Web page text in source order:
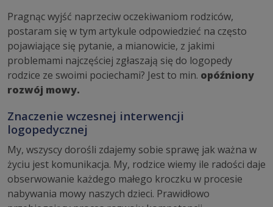
Pragnąc wyjść naprzeciw oczekiwaniom rodziców,
postaram się w tym artykule odpowiedzieć na często
pojawiające się pytanie, a mianowicie, z jakimi
problemami najczęściej zgłaszają się do logopedy
rodzice ze swoimi pociechami? Jest to min. opóźniony
rozwój mowy.
Znaczenie wczesnej interwencji
logopedycznej
My, wszyscy dorośli zdajemy sobie sprawę jak ważna w
życiu jest komunikacja. My, rodzice wiemy ile radości daje
obserwowanie każdego małego kroczku w procesie
nabywania mowy naszych dzieci. Prawidłowo